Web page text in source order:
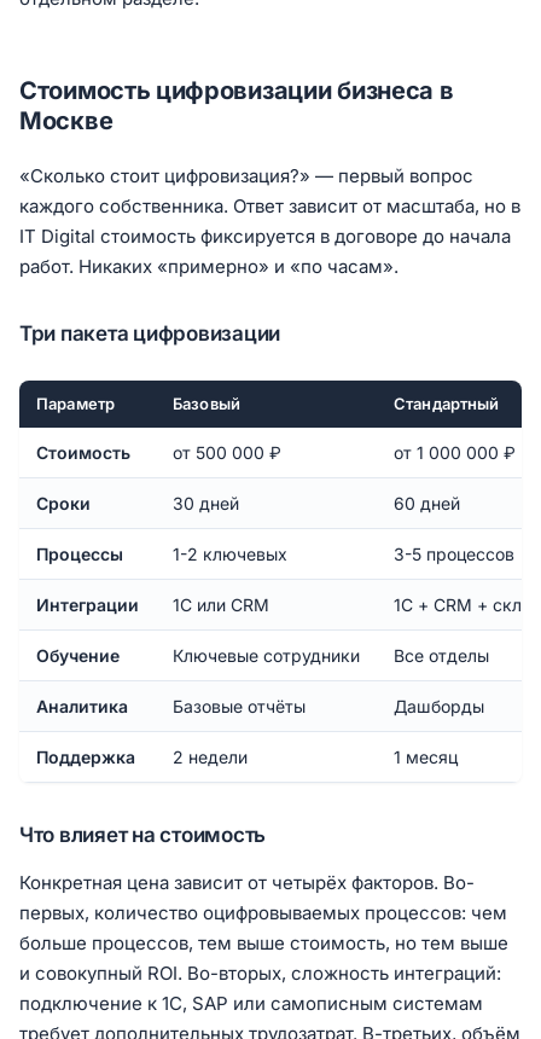
Стоимость цифровизации бизнеса в
Москве
«Сколько стоит цифровизация?» — первый вопрос
каждого собственника. Ответ зависит от масштаба, но в
IT Digital стоимость фиксируется в договоре до начала
работ. Никаких «примерно» и «по часам».
Три пакета цифровизации
Параметр Базовый Стандартный
Стоимость от 500 000 ₽ от 1 000 000 ₽
Сроки 30 дней 60 дней
Процессы 1-2 ключевых 3-5 процессов
Интеграции 1С или CRM 1С + CRM + склад
Обучение Ключевые сотрудники Все отделы
Аналитика Базовые отчёты Дашборды
Поддержка 2 недели 1 месяц
Что влияет на стоимость
Конкретная цена зависит от четырёх факторов. Во-
первых, количество оцифровываемых процессов: чем
больше процессов, тем выше стоимость, но тем выше
и совокупный ROI. Во-вторых, сложность интеграций:
подключение к 1С, SAP или самописным системам
требует дополнительных трудозатрат. В-третьих, объём